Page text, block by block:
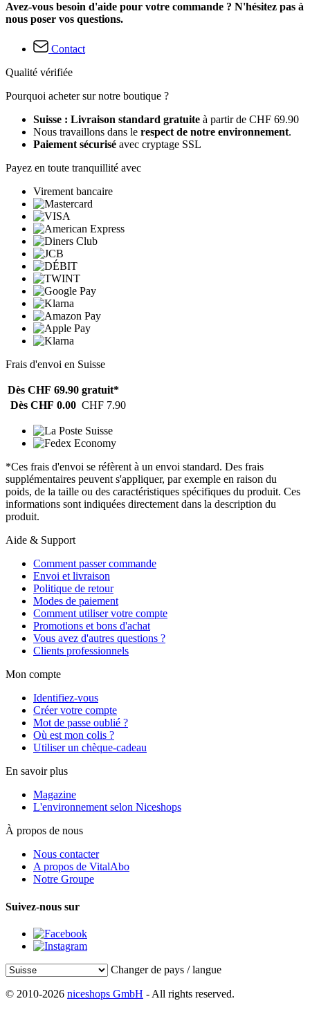
Avez-vous besoin d'aide pour votre commande ? N'hésitez pas à
nous poser vos questions.
Contact
Qualité vérifiée
Pourquoi acheter sur notre boutique ?
Suisse : Livraison standard gratuite à partir de CHF 69.90
Nous travaillons dans le respect de notre environnement.
Paiement sécurisé avec cryptage SSL
Payez en toute tranquillité avec
Virement bancaire
Frais d'envoi en Suisse
Dès CHF 69.90 gratuit*
Dès CHF 0.00 CHF 7.90
*Ces frais d'envoi se réfèrent à un envoi standard. Des frais
supplémentaires peuvent s'appliquer, par exemple en raison du
poids, de la taille ou des caractéristiques spécifiques du produit. Ces
informations sont indiquées directement dans la description du
produit.
Aide & Support
Comment passer commande
Envoi et livraison
Politique de retour
Modes de paiement
Comment utiliser votre compte
Promotions et bons d'achat
Vous avez d'autres questions ?
Clients professionnels
Mon compte
Identifiez-vous
Créer votre compte
Mot de passe oublié ?
Où est mon colis ?
Utiliser un chèque-cadeau
En savoir plus
Magazine
L'environnement selon Niceshops
À propos de nous
Nous contacter
A propos de VitalAbo
Notre Groupe
Suivez-nous sur
Changer de pays / langue
© 2010-2026 niceshops GmbH - All rights reserved.